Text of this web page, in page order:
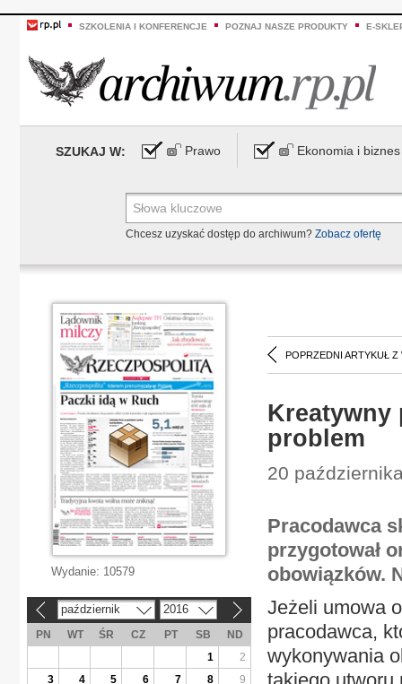
SZKOLENIA I KONFERENCJE POZNAJ NASZE PRODUKTY E-
SZUKAJ W: Prawo Ekonomia i biznes
Chcesz uzyskać dostęp do archiwum? Zobacz ofertę
POPRZEDNI ARTYKUŁ Z
Kreatywny
problem
20
Pracodawca
przygotował
obowiązków.
Jeżeli umowa
pracodawca,
wykonywania
Wydanie: 10579
październik 2016
PN WT ŚR CZ PT SB
ND
1
2
3
4 5 6 7 8
9